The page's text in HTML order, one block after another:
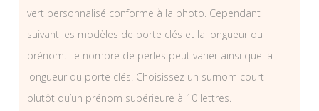
vert personnalisé conforme à la photo. Cependant
suivant les modèles de porte clés et la longueur du
prénom. Le nombre de perles peut varier ainsi que la
longueur du porte clés. Choisissez un surnom court
plutôt qu’un prénom supérieure à 10 lettres.